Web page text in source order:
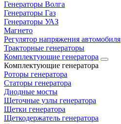
Генераторы Волга
Генераторы Газ
Генераторы УАЗ
Магнето
Регулятор напряжения автомобиля
Тракторные генераторы
Комплектующие генератора
Комплектующие генератора
Роторы генератора
Статоры генератора
Диодные мосты
Щеточные узлы генератора
Щетки генератора
Щеткодержатель генератора